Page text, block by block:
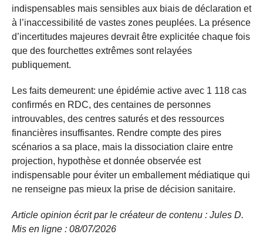
indispensables mais sensibles aux biais de déclaration et
à l’inaccessibilité de vastes zones peuplées. La présence
d’incertitudes majeures devrait être explicitée chaque fois
que des fourchettes extrêmes sont relayées
publiquement.
Les faits demeurent: une épidémie active avec 1 118 cas
confirmés en RDC, des centaines de personnes
introuvables, des centres saturés et des ressources
financières insuffisantes. Rendre compte des pires
scénarios a sa place, mais la dissociation claire entre
projection, hypothèse et donnée observée est
indispensable pour éviter un emballement médiatique qui
ne renseigne pas mieux la prise de décision sanitaire.
Article opinion écrit par le créateur de contenu : Jules D.
Mis en ligne : 08/07/2026